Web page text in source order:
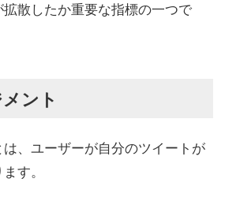
散したか重要な指標の一つで
ント
、ユーザーが自分のツイートが
す。